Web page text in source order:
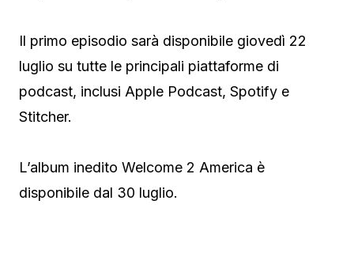
Il primo episodio sarà disponibile giovedì 22
luglio su tutte le principali piattaforme di
podcast, inclusi Apple Podcast, Spotify e
Stitcher.
L’album inedito Welcome 2 America è
disponibile dal 30 luglio.